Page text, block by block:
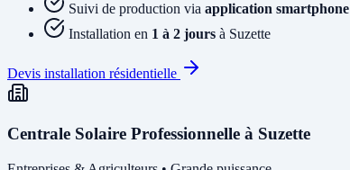
Suivi de production via application smartphone
Installation en 1 à 2 jours à Suzette
Devis installation résidentielle
Centrale Solaire Professionnelle à Suzette